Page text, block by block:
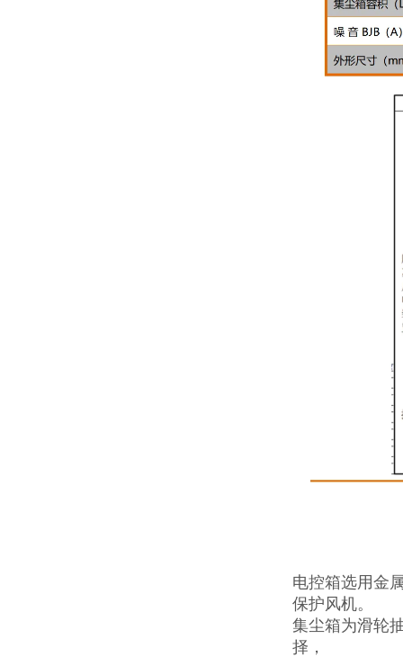
电控箱选用金
保护风机。
集尘箱为滑轮
择，